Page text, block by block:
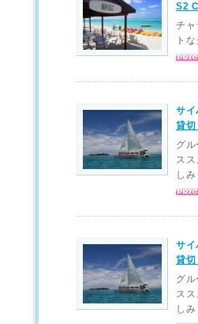
S2
チ
ト
サイ
貸
グ
ス
しみ
サイ
貸
グ
ス
しみ